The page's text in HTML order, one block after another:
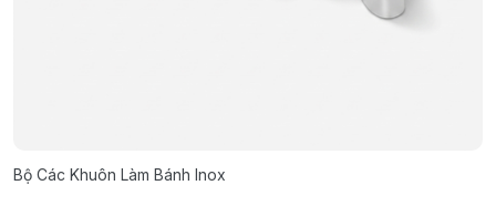
Bộ Các Khuôn Làm Bánh Inox